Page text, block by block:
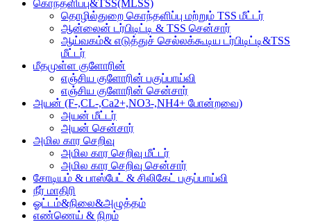
கொந்தளிப்பு&TSS(MLSS)
தொழில்துறை கொந்தளிப்பு மற்றும் TSS மீட்டர்
ஆன்லைன் டர்பிடிட்டி & TSS சென்சார்
ஆய்வகம்& எடுத்துச் செல்லக்கூடிய டர்பிடிட்டி&TSS
மீட்டர்
மீதமுள்ள குளோரின்
எஞ்சிய குளோரின் பகுப்பாய்வி
எஞ்சிய குளோரின் சென்சார்
அயன் (F-,CL-,Ca2+,NO3-,NH4+ போன்றவை)
அயன் மீட்டர்
அயன் சென்சார்
அமில கார செறிவு
அமில கார செறிவு மீட்டர்
அமில கார செறிவு சென்சார்
சோடியம் & பாஸ்பேட் & சிலிகேட் பகுப்பாய்வி
நீர் மாதிரி
ஓட்டம்&நிலை&அழுத்தம்
எண்ணெய் & நிறம்